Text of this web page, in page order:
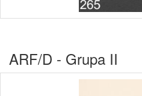
ARF/D - Grupa II